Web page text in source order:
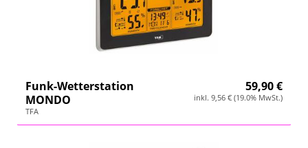
Funk-Wetterstation
MONDO
TFA
59,90 €
inkl. 9,56 € (19.0% MwSt.)